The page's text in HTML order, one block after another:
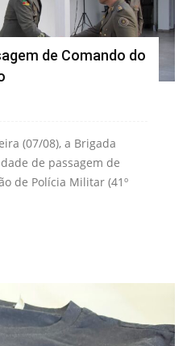
de Comando do
(07/08), a Brigada
de passagem de
de Polícia Militar (41º